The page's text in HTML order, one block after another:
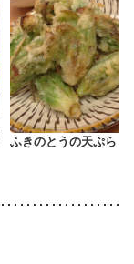
ふきのとうの天ぷら